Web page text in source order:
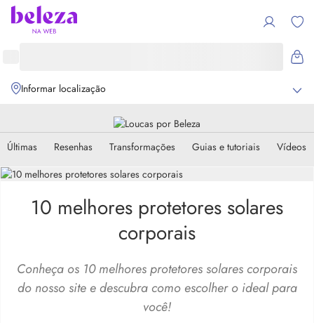
Informar localização
Últimas Resenhas Transformações Guias e tutoriais Vídeos
10 melhores protetores solares
corporais
Conheça os 10 melhores protetores solares corporais
do nosso site e descubra como escolher o ideal para
você!